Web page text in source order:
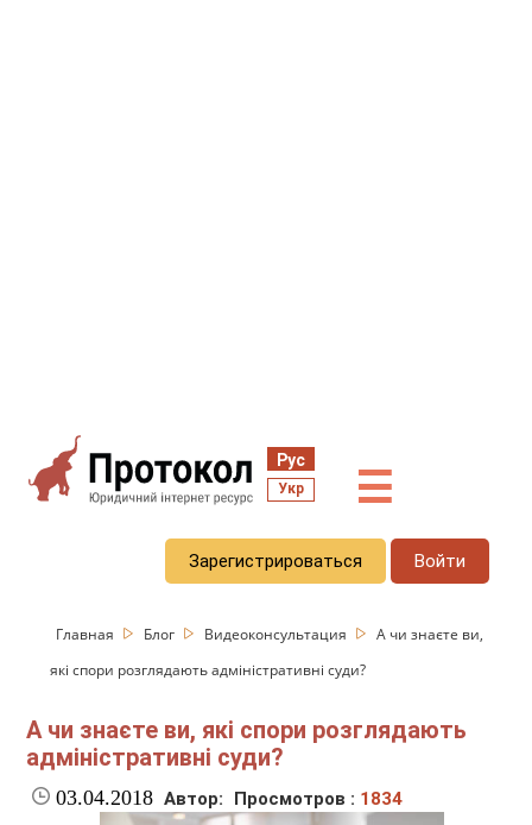
Рус
Укр ☰
Зарегистрироваться Войти
Главная Блог Видеоконсультация
А чи знаєте ви,
які спори розглядають адміністративні суди?
А чи знаєте ви, які спори розглядають
адміністративні суди?
03.04.2018 Автор: Просмотров : 1834